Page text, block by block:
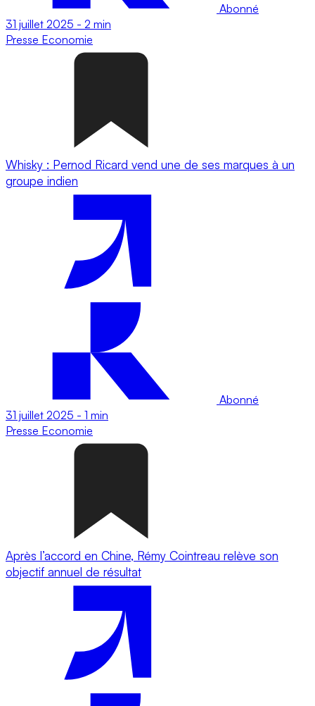
Abonné
31 juillet 2025 - 2 min
Presse Economie
Whisky : Pernod Ricard vend une de ses marques à un
groupe indien
Abonné
31 juillet 2025 - 1 min
Presse Economie
Après l’accord en Chine, Rémy Cointreau relève son
objectif annuel de résultat